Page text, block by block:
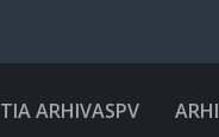
ARHIVASPV